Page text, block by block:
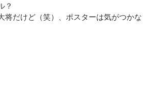
？
将だけど（笑）、ポスターは気がつかな